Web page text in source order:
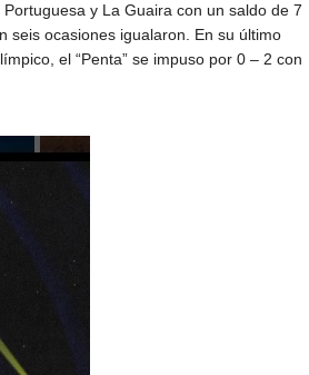
y La Guaira con un saldo de 7
seis ocasiones igualaron. En su último
el “Penta” se impuso por 0 – 2 con